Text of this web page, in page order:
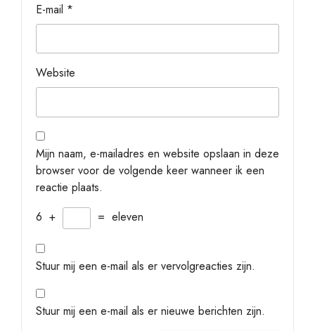
E-mail *
Website
Mijn naam, e-mailadres en website opslaan in deze
browser voor de volgende keer wanneer ik een
reactie plaats.
6 + = eleven
Stuur mij een e-mail als er vervolgreacties zijn.
Stuur mij een e-mail als er nieuwe berichten zijn.